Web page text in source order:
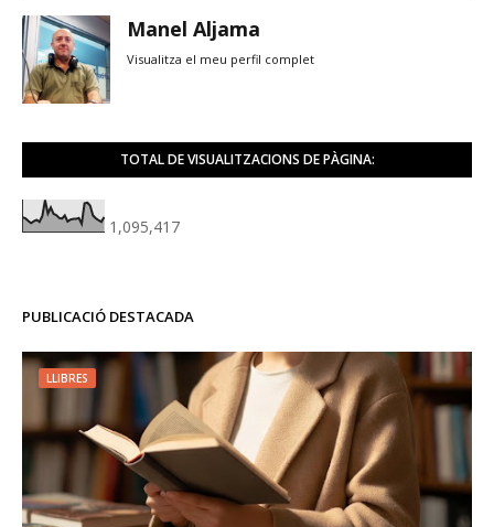
Manel Aljama
Visualitza el meu perfil complet
TOTAL DE VISUALITZACIONS DE PÀGINA:
1,095,417
PUBLICACIÓ DESTACADA
LLIBRES